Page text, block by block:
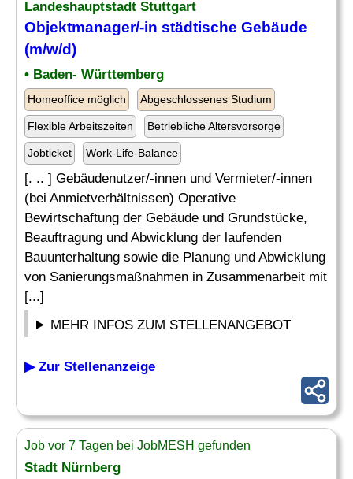
Landeshauptstadt Stuttgart
Objektmanager/-in städtische Gebäude
(m/w/d)
• Baden- Württemberg
Homeoffice möglich Abgeschlossenes Studium
Flexible Arbeitszeiten Betriebliche Altersvorsorge
Jobticket Work-Life-Balance
[. .. ] Gebäudenutzer/-innen und Vermieter/-innen
(bei Anmietverhältnissen) Operative
Bewirtschaftung der Gebäude und Grundstücke,
Beauftragung und Abwicklung der laufenden
Bauunterhaltung sowie die Planung und Abwicklung
von Sanierungsmaßnahmen in Zusammenarbeit mit
[...]
MEHR INFOS ZUM STELLENANGEBOT
▶ Zur Stellenanzeige
Job vor 7 Tagen bei JobMESH gefunden
Stadt Nürnberg